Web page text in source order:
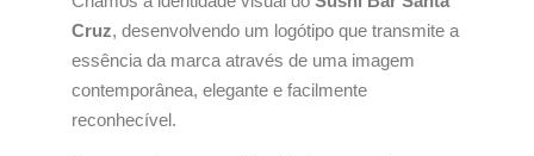
Cruz, desenvolvendo um logótipo que transmite a
essência da marca através de uma imagem
contemporânea, elegante e facilmente
reconhecível.